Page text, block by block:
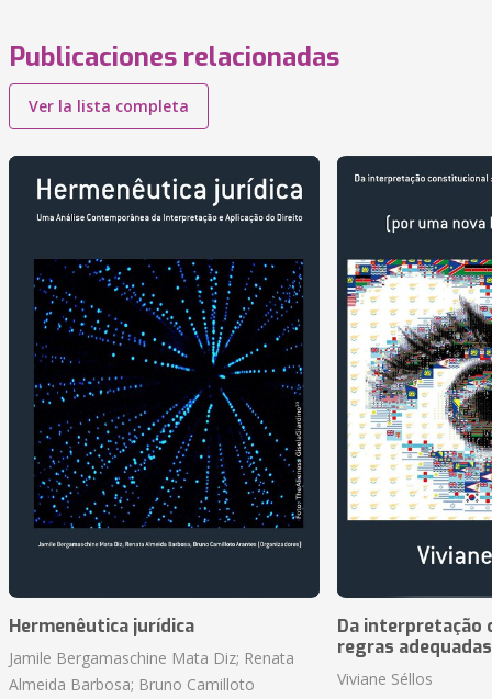
Publicaciones relacionadas
Ver la lista completa
Hermenêutica jurídica
Jamile Bergamaschine Mata Diz; Renata
Almeida Barbosa; Bruno Camilloto
Da interpretação
regras
Viviane Séllos